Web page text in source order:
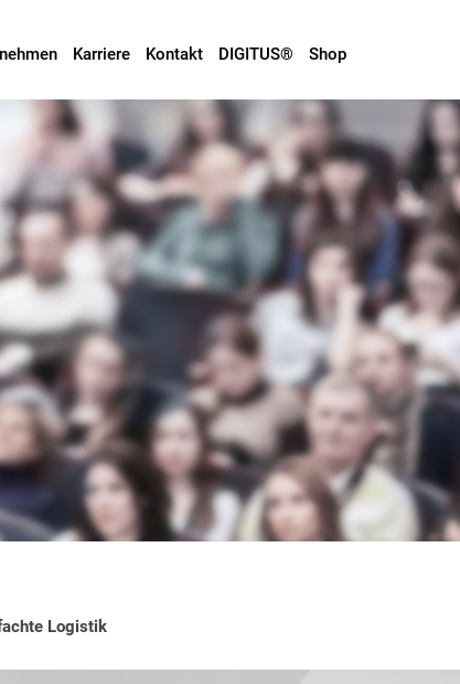
Karriere Kontakt DIGITUS® Shop
Logistik